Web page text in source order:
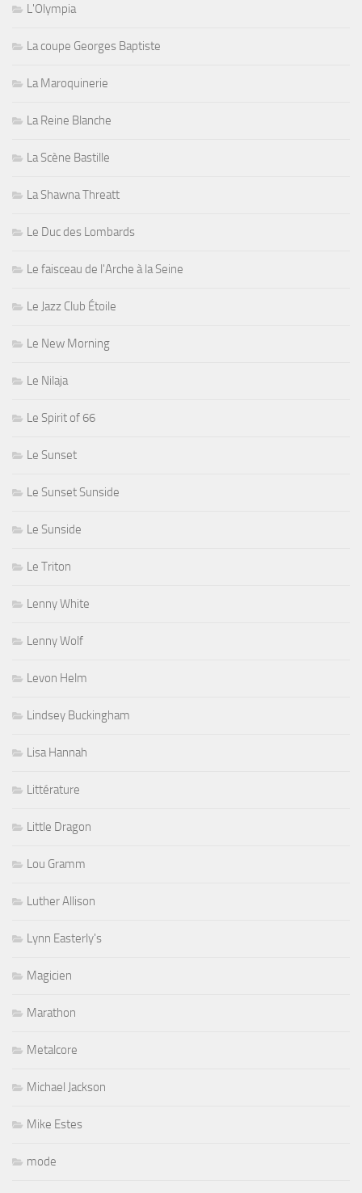
L'Olympia
La coupe Georges Baptiste
La Maroquinerie
La Reine Blanche
La Scène Bastille
La Shawna Threatt
Le Duc des Lombards
Le faisceau de l'Arche à la Seine
Le Jazz Club Étoile
Le New Morning
Le Nilaja
Le Spirit of 66
Le Sunset
Le Sunset Sunside
Le Sunside
Le Triton
Lenny White
Lenny Wolf
Levon Helm
Lindsey Buckingham
Lisa Hannah
Littérature
Little Dragon
Lou Gramm
Luther Allison
Lynn Easterly's
Magicien
Marathon
Metalcore
Michael Jackson
Mike Estes
mode